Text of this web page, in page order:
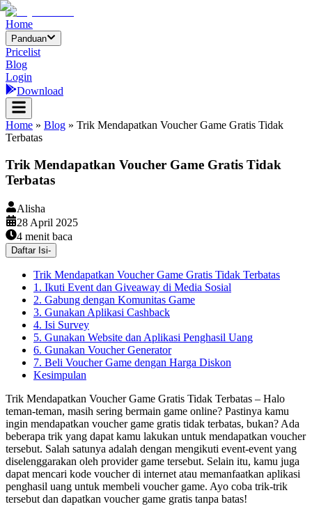
Home
Panduan
Pricelist
Blog
Login
Download
Home » Blog » Trik Mendapatkan Voucher Game Gratis Tidak
Terbatas
Trik Mendapatkan Voucher Game Gratis Tidak
Terbatas
Alisha
28 April 2025
4 menit baca
Daftar Isi-
Trik Mendapatkan Voucher Game Gratis Tidak Terbatas
1. Ikuti Event dan Giveaway di Media Sosial
2. Gabung dengan Komunitas Game
3. Gunakan Aplikasi Cashback
4. Isi Survey
5. Gunakan Website dan Aplikasi Penghasil Uang
6. Gunakan Voucher Generator
7. Beli Voucher Game dengan Harga Diskon
Kesimpulan
Trik Mendapatkan Voucher Game Gratis Tidak Terbatas – Halo
teman-teman, masih sering bermain game online? Pastinya kamu
ingin mendapatkan voucher game gratis tidak terbatas, bukan? Ada
beberapa trik yang dapat kamu lakukan untuk mendapatkan voucher
tersebut. Salah satunya adalah dengan mengikuti event-event yang
diselenggarakan oleh provider game tersebut. Selain itu, kamu juga
dapat mencari kode voucher di internet atau memanfaatkan aplikasi
penghasil uang untuk membeli voucher game. Ayo coba trik-trik
tersebut dan dapatkan voucher game gratis tanpa batas!